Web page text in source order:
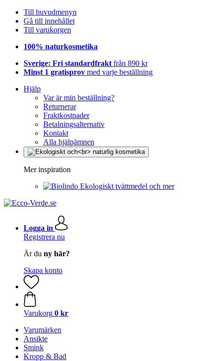
Till huvudmenyn
Gå till innehållet
Till varukorgen
100% naturkosmetika
Sverige: Fri standardfrakt från 890 kr
Minst 1 gratisprov med varje beställning
Hjälp
Var är min beställning?
Returnerar
Fraktkostnader
Betalningsalternativ
Kontakt
Alla hjälpämnen
Mer inspiration
Ekologiskt tvättmedel och mer
Logga in
Registrera nu
Är du ny här?
Skapa konto
Varukorg 0 kr
Varumärken
Ansikte
Smink
Kropp & Bad